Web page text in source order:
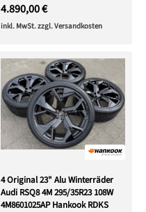
4.890,00 €
inkl. MwSt. zzgl. Versandkosten
4 Original 23" Alu Winterräder
Audi RSQ8 4M 295/35R23 108W
4M8601025AP Hankook RDKS